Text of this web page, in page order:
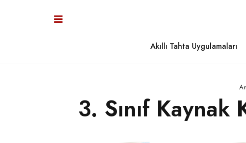
Akıllı Tahta Uygulamaları
3. Sınıf